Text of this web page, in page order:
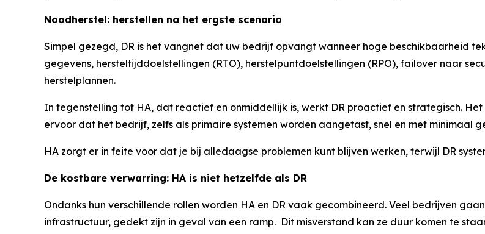
Noodherstel: herstellen na het ergste scenario
Simpel gezegd, DR is het vangnet dat uw bedrijf opvangt wanneer hoge beschikbaarheid
gegevens, hersteltijddoelstellingen (RTO), herstelpuntdoelstellingen (RPO), failover naar
herstelplannen.
In tegenstelling tot HA, dat reactief en onmiddellijk is, werkt DR proactief en strategisch.
ervoor dat het bedrijf, zelfs als primaire systemen worden aangetast, snel en met minimaal
HA zorgt er in feite voor dat je bij alledaagse problemen kunt blijven werken, terwijl DR
De kostbare verwarring: HA is niet hetzelfde als DR
Ondanks hun verschillende rollen worden HA en DR vaak gecombineerd. Veel bedrijven
infrastructuur, gedekt zijn in geval van een ramp. Dit misverstand kan ze duur komen te